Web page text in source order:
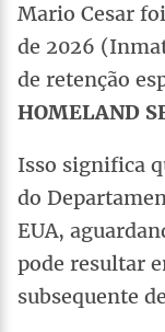
Mario Cesar
de 2026
de retenção
HOMELAND
Isso significa
do
EUA,
pode resultar
subsequente